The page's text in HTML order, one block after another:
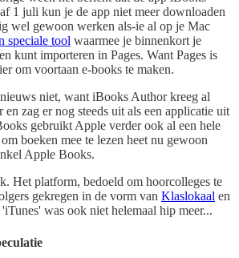
1 juli kun je de app niet meer downloaden
wel gewoon werken als-ie al op je Mac
speciale tool waarmee je binnenkort je
kunt importeren in Pages. Want Pages is
om voortaan e-books te maken.
niet, want iBooks Author kreeg al
en zag er nog steeds uit als een applicatie uit
gebruikt Apple verder ook al een hele
boeken mee te lezen heet nu gewoon
Apple Books.
Het platform, bedoeld om hoorcolleges te
gekregen in de vorm van Klaslokaal en
was ook niet helemaal hip meer...